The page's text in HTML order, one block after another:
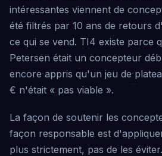
intéressantes viennent de
été filtrés par 10 ans de retours
ce qui se vend. TI4 existe parce
Petersen était un concepteur
encore appris qu'un jeu de
€ n'était « pas viable ».
La façon de soutenir les
façon responsable est
plus strictement, pas de les